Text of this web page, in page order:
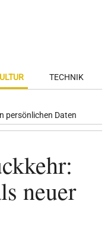
TECHNIK
persönlichen Daten
neuer